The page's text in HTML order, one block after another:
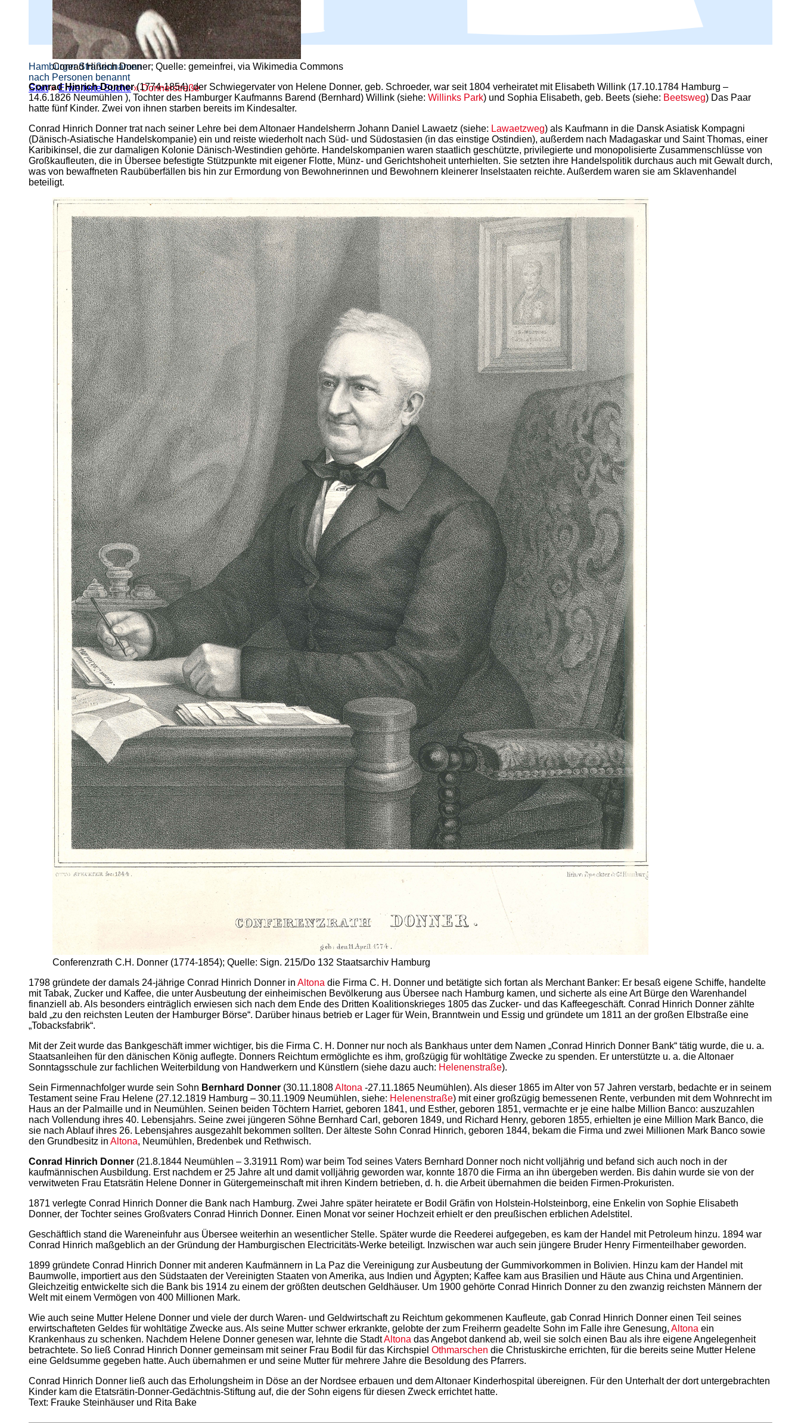
Hamburger Straßennamen -
nach Personen benannt
Start»Erweiterte Suche» Donnerstraße
Conrad Hinrich Donner; Quelle: gemeinfrei, via Wikimedia Commons
Conrad Hinrich Donner(1774-1854), der Schwiegervater von Helene Donner, geb. Schroeder, war seit 1804 verheiratet mit Elisabeth Willink (17.10.1784 Hamburg –
14.6.1826 Neumühlen ), Tochter des Hamburger Kaufmanns Barend (Bernhard) Willink (siehe: Willinks Park) und Sophia Elisabeth, geb. Beets (siehe: Beetsweg) Das Paar
hatte fünf Kinder. Zwei von ihnen starben bereits im Kindesalter.
Conrad Hinrich Donner trat nach seiner Lehre bei dem Altonaer Handelsherrn Johann Daniel Lawaetz (siehe: Lawaetzweg) als Kaufmann in die Dansk Asiatisk Kompagni
(Dänisch-Asiatische Handelskompanie) ein und reiste wiederholt nach Süd- und Südostasien (in das einstige Ostindien), außerdem nach Madagaskar und Saint Thomas, einer
Karibikinsel, die zur damaligen Kolonie Dänisch-Westindien gehörte. Handelskompanien waren staatlich geschützte, privilegierte und monopolisierte Zusammenschlüsse von
Großkaufleuten, die in Übersee befestigte Stützpunkte mit eigener Flotte, Münz- und Gerichtshoheit unterhielten. Sie setzten ihre Handelspolitik durchaus auch mit Gewalt durch,
was von bewaffneten Raubüberfällen bis hin zur Ermordung von Bewohnerinnen und Bewohnern kleinerer Inselstaaten reichte. Außerdem waren sie am Sklavenhandel
beteiligt.
Conferenzrath C.H. Donner (1774-1854); Quelle: Sign. 215/Do 132 Staatsarchiv Hamburg
1798 gründete der damals 24-jährige Conrad Hinrich Donner in Altona die Firma C. H. Donner und betätigte sich fortan als Merchant Banker: Er besaß eigene Schiffe, handelte
mit Tabak, Zucker und Kaffee, die unter Ausbeutung der einheimischen Bevölkerung aus Übersee nach Hamburg kamen, und sicherte als eine Art Bürge den Warenhandel
finanziell ab. Als besonders einträglich erwiesen sich nach dem Ende des Dritten Koalitionskrieges 1805 das Zucker- und das Kaffeegeschäft. Conrad Hinrich Donner zählte
bald „zu den reichsten Leuten der Hamburger Börse“. Darüber hinaus betrieb er Lager für Wein, Branntwein und Essig und gründete um 1811 an der großen Elbstraße eine
„Tobacksfabrik“.
Mit der Zeit wurde das Bankgeschäft immer wichtiger, bis die Firma C. H. Donner nur noch als Bankhaus unter dem Namen „Conrad Hinrich Donner Bank“ tätig wurde, die u. a.
Staatsanleihen für den dänischen König auflegte. Donners Reichtum ermöglichte es ihm, großzügig für wohltätige Zwecke zu spenden. Er unterstützte u. a. die Altonaer
Sonntagsschule zur fachlichen Weiterbildung von Handwerkern und Künstlern (siehe dazu auch: Helenenstraße).
Sein Firmennachfolger wurde sein Sohn Bernhard Donner (30.11.1808Altona -27.11.1865 Neumühlen). Als dieser 1865 im Alter von 57 Jahren verstarb, bedachte er in seinem
Testament seine Frau Helene (27.12.1819 Hamburg – 30.11.1909 Neumühlen, siehe: Helenenstraße) mit einer großzügig bemessenen Rente, verbunden mit dem Wohnrecht im
Haus an der Palmaille und in Neumühlen. Seinen beiden Töchtern Harriet, geboren 1841, und Esther, geboren 1851, vermachte er je eine halbe Million Banco: auszuzahlen
nach Vollendung ihres 40. Lebensjahrs. Seine zwei jüngeren Söhne Bernhard Carl, geboren 1849, und Richard Henry, geboren 1855, erhielten je eine Million Mark Banco, die
sie nach Ablauf ihres 26. Lebensjahres ausgezahlt bekommen sollten. Der älteste Sohn Conrad Hinrich, geboren 1844, bekam die Firma und zwei Millionen Mark Banco sowie
den Grundbesitz in Altona, Neumühlen, Bredenbek und Rethwisch.
Conrad Hinrich Donner (21.8.1844 Neumühlen – 3.31911 Rom) war beim Tod seines Vaters Bernhard Donner noch nicht volljährig und befand sich auch noch in der
kaufmännischen Ausbildung. Erst nachdem er 25 Jahre alt und damit volljährig geworden war, konnte 1870 die Firma an ihn übergeben werden. Bis dahin wurde sie von der
verwitweten Frau Etatsrätin Helene Donner in Gütergemeinschaft mit ihren Kindern betrieben, d. h. die Arbeit übernahmen die beiden Firmen-Prokuristen.
1871 verlegte Conrad Hinrich Donner die Bank nach Hamburg. Zwei Jahre später heiratete er Bodil Gräfin von Holstein-Holsteinborg, eine Enkelin von Sophie Elisabeth
Donner, der Tochter seines Großvaters Conrad Hinrich Donner. Einen Monat vor seiner Hochzeit erhielt er den preußischen erblichen Adelstitel.
Geschäftlich stand die Wareneinfuhr aus Übersee weiterhin an wesentlicher Stelle. Später wurde die Reederei aufgegeben, es kam der Handel mit Petroleum hinzu. 1894 war
Conrad Hinrich maßgeblich an der Gründung der Hamburgischen Electricitäts-Werke beteiligt. Inzwischen war auch sein jüngere Bruder Henry Firmenteilhaber geworden.
1899 gründete Conrad Hinrich Donner mit anderen Kaufmännern in La Paz die Vereinigung zur Ausbeutung der Gummivorkommen in Bolivien. Hinzu kam der Handel mit
Baumwolle, importiert aus den Südstaaten der Vereinigten Staaten von Amerika, aus Indien und Ägypten; Kaffee kam aus Brasilien und Häute aus China und Argentinien.
Gleichzeitig entwickelte sich die Bank bis 1914 zu einem der größten deutschen Geldhäuser. Um 1900 gehörte Conrad Hinrich Donner zu den zwanzig reichsten Männern der
Welt mit einem Vermögen von 400 Millionen Mark.
Wie auch seine Mutter Helene Donner und viele der durch Waren- und Geldwirtschaft zu Reichtum gekommenen Kaufleute, gab Conrad Hinrich Donner einen Teil seines
erwirtschafteten Geldes für wohltätige Zwecke aus. Als seine Mutter schwer erkrankte, gelobte der zum Freiherrn geadelte Sohn im Falle ihre Genesung, Altona ein
Krankenhaus zu schenken. Nachdem Helene Donner genesen war, lehnte die StadtAltona das Angebot dankend ab, weil sie solch einen Bau als ihre eigene Angelegenheit
betrachtete. So ließ Conrad Hinrich Donner gemeinsam mit seiner Frau Bodil für das Kirchspiel Othmarschen die Christuskirche errichten, für die bereits seine Mutter Helene
eine Geldsumme gegeben hatte. Auch übernahmen er und seine Mutter für mehrere Jahre die Besoldung des Pfarrers.
Conrad Hinrich Donner ließ auch das Erholungsheim in Döse an der Nordsee erbauen und dem Altonaer Kinderhospital übereignen. Für den Unterhalt der dort untergebrachten
Kinder kam die Etatsrätin-Donner-Gedächtnis-Stiftung auf, die der Sohn eigens für diesen Zweck errichtet hatte.
Text: Frauke Steinhäuser und Rita Bake